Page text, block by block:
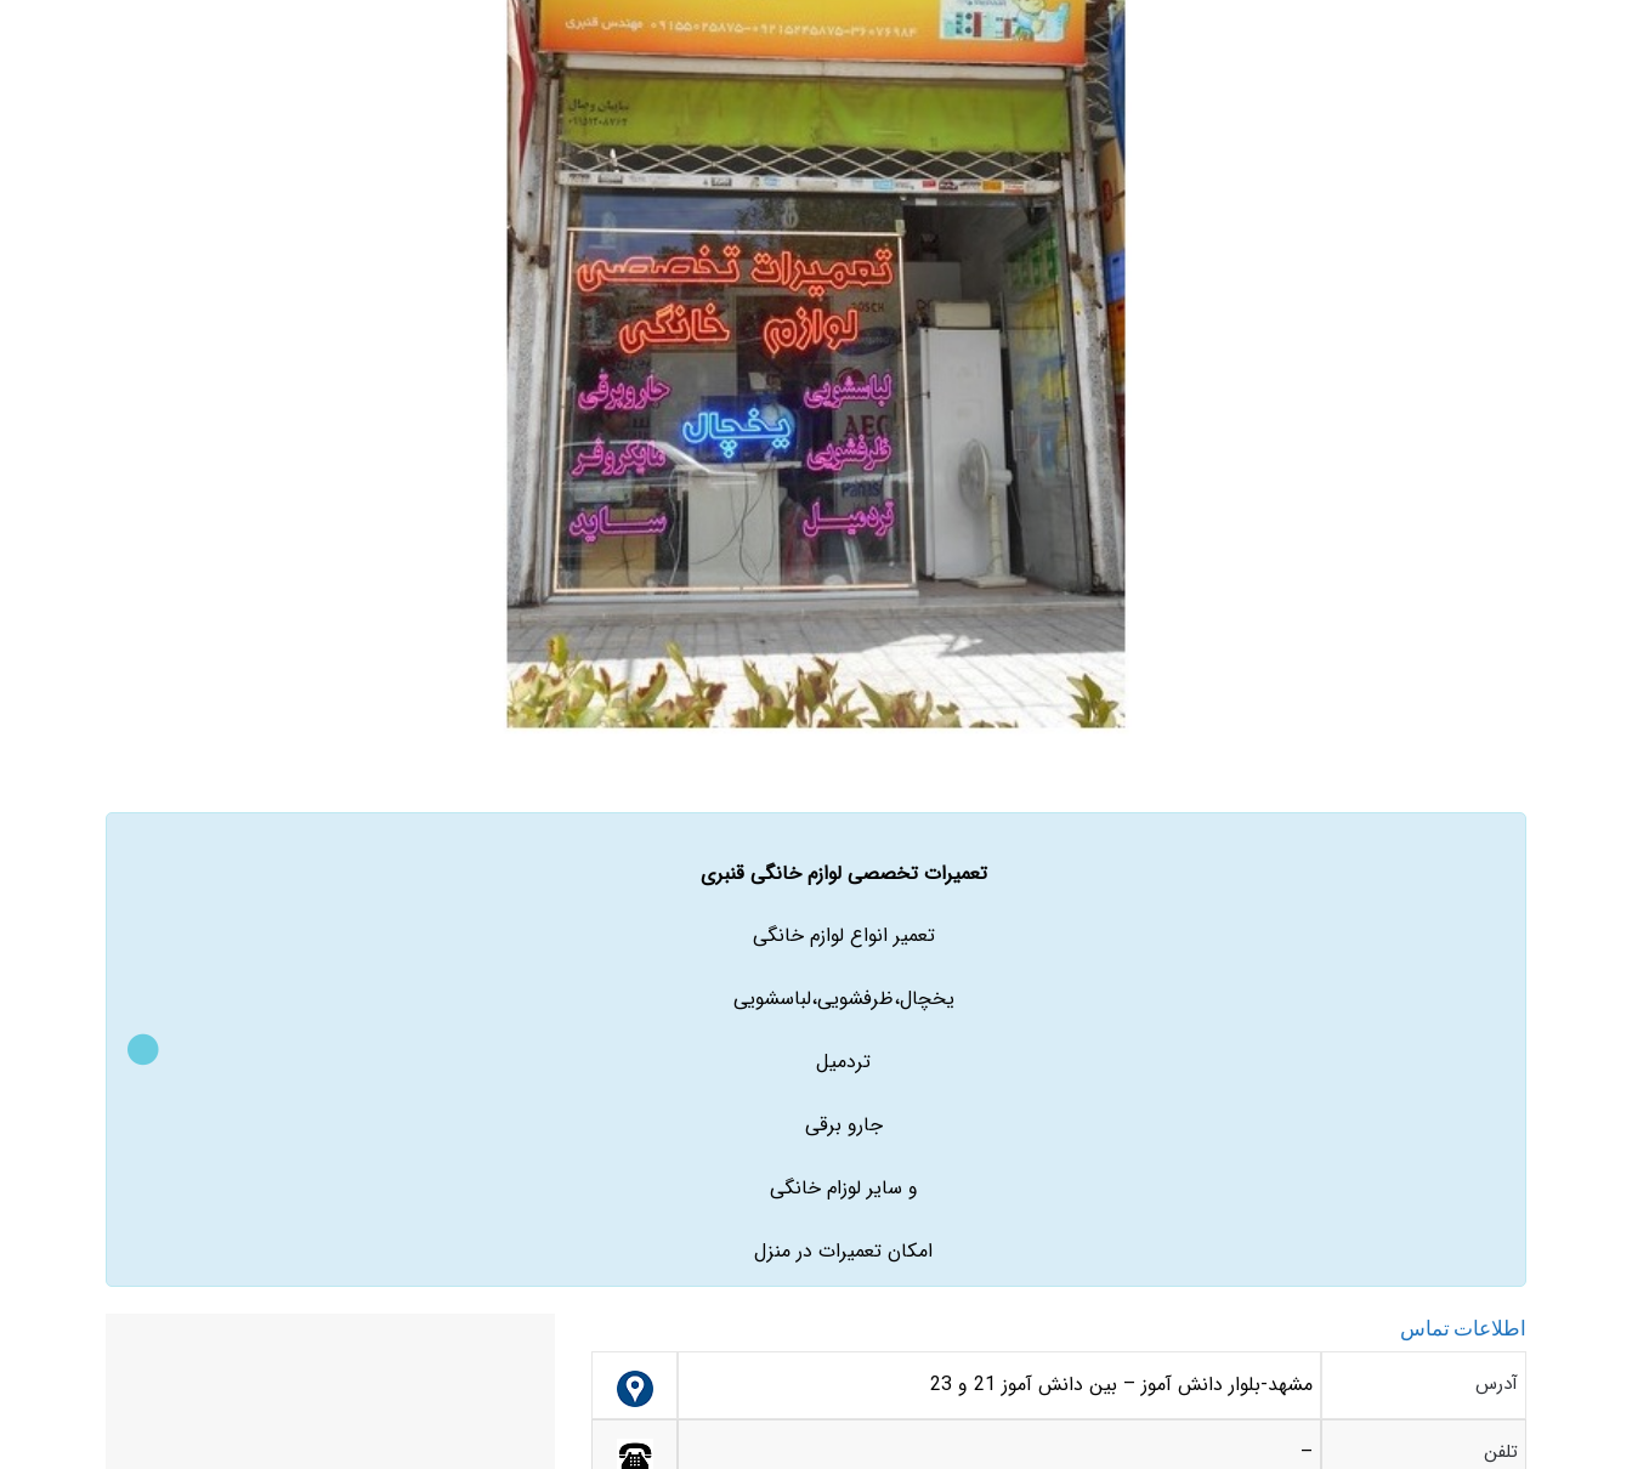
تعمیرات تخصصی لوازم خانگی قنبری
تعمیر انواع لوازم خانگی
یخچال،ظرفشویی،لباسشویی
تردمیل
جارو برقی
و سایر لوزام خانگی
امکان تعمیرات در منزل
اطلاعات تماس
آدرس مشهد-بلوار دانش آموز – بین دانش آموز 21 و 23
تلفن –